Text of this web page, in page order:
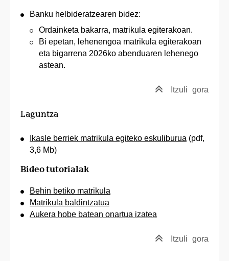
Banku helbideratzearen bidez:
Ordainketa bakarra, matrikula egiterakoan.
Bi epetan, lehenengoa matrikula egiterakoan
eta bigarrena 2026ko abenduaren lehenego
astean.
Itzuli gora
Laguntza
Ikasle berriek matrikula egiteko eskuliburua (pdf,
3,6 Mb)
Bideo tutorialak
Behin betiko matrikula
Matrikula baldintzatua
Aukera hobe batean onartua izatea
Itzuli gora